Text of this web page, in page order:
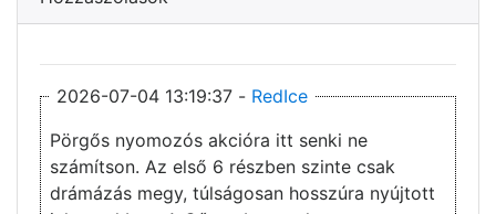
2026-07-04 13:19:37 - RedIce
Pörgős nyomozós akcióra itt senki ne
számítson. Az első 6 részben szinte csak
drámázás megy, túlságosan hosszúra nyújtott